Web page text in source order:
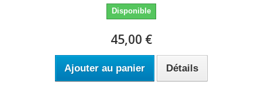
Disponible
45,00 €
Ajouter au panier Détails